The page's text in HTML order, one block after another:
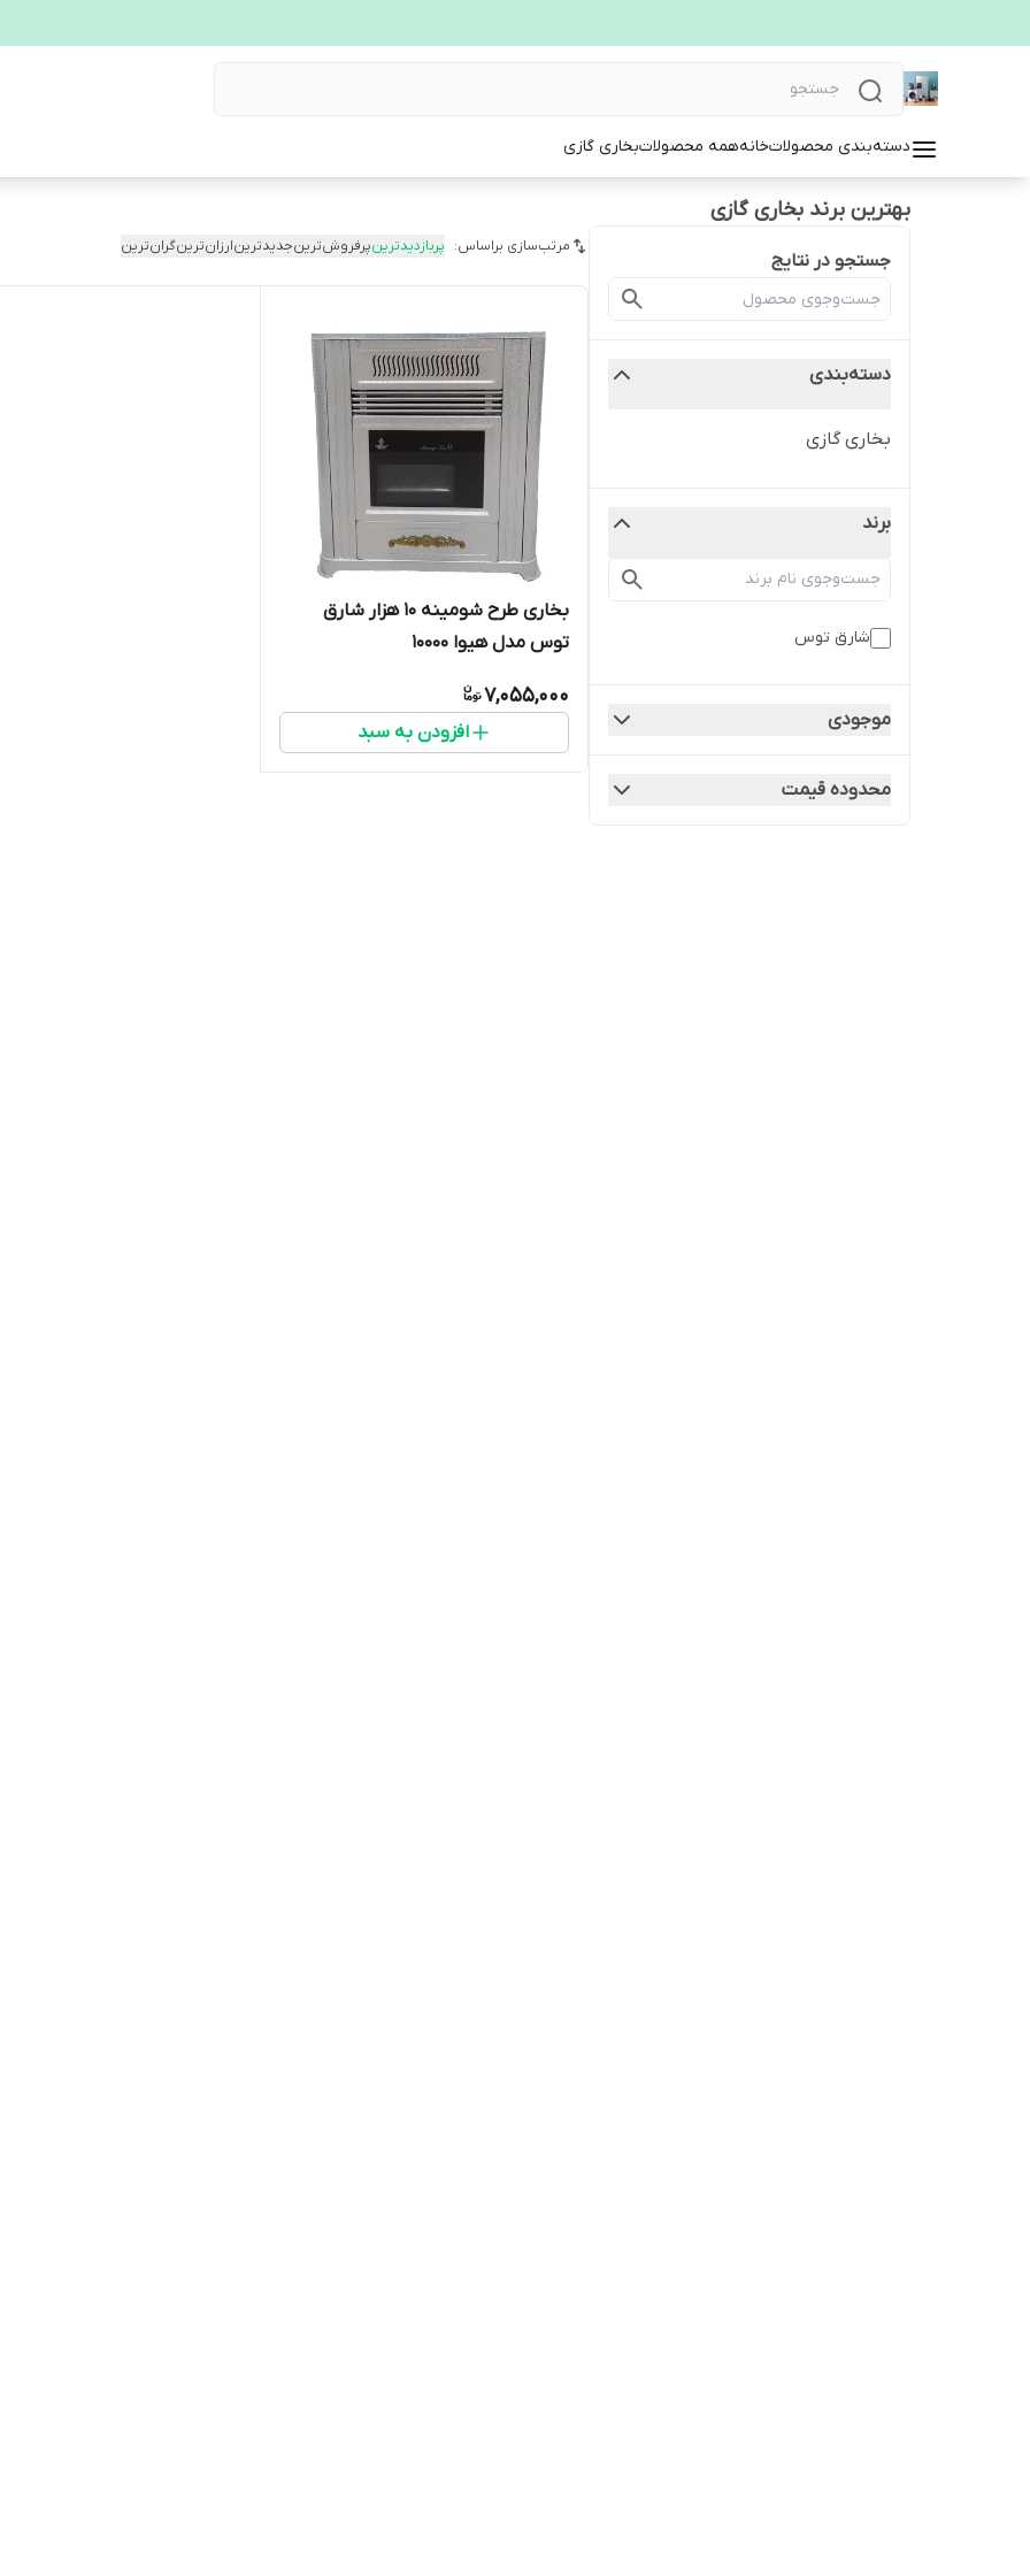
دسته‌بندی محصولاتخانههمه محصولاتبخاری گازی
بهترین برند بخاری گازی
جستجو در نتایج
دسته‌بندی
بخاری گازی
برند
شارق توس
موجودی
محدوده قیمت
مرتب‌سازی براساس: پربازدیدترینپرفروش‌ترینجدیدترینارزان‌ترینگران‌ترین
بخاری طرح شومینه ۱۰ هزار شارق
توس مدل هیوا ۱۰۰۰۰
7,055,000
افزودن به سبد